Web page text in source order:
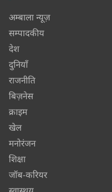
अम्बाला न्यूज़
सम्पादकीय
देश
दुनियाँ
राजनीति
बिज़नेस
क्राइम
खेल
मनोरंजन
शिक्षा
जॉब-करियर